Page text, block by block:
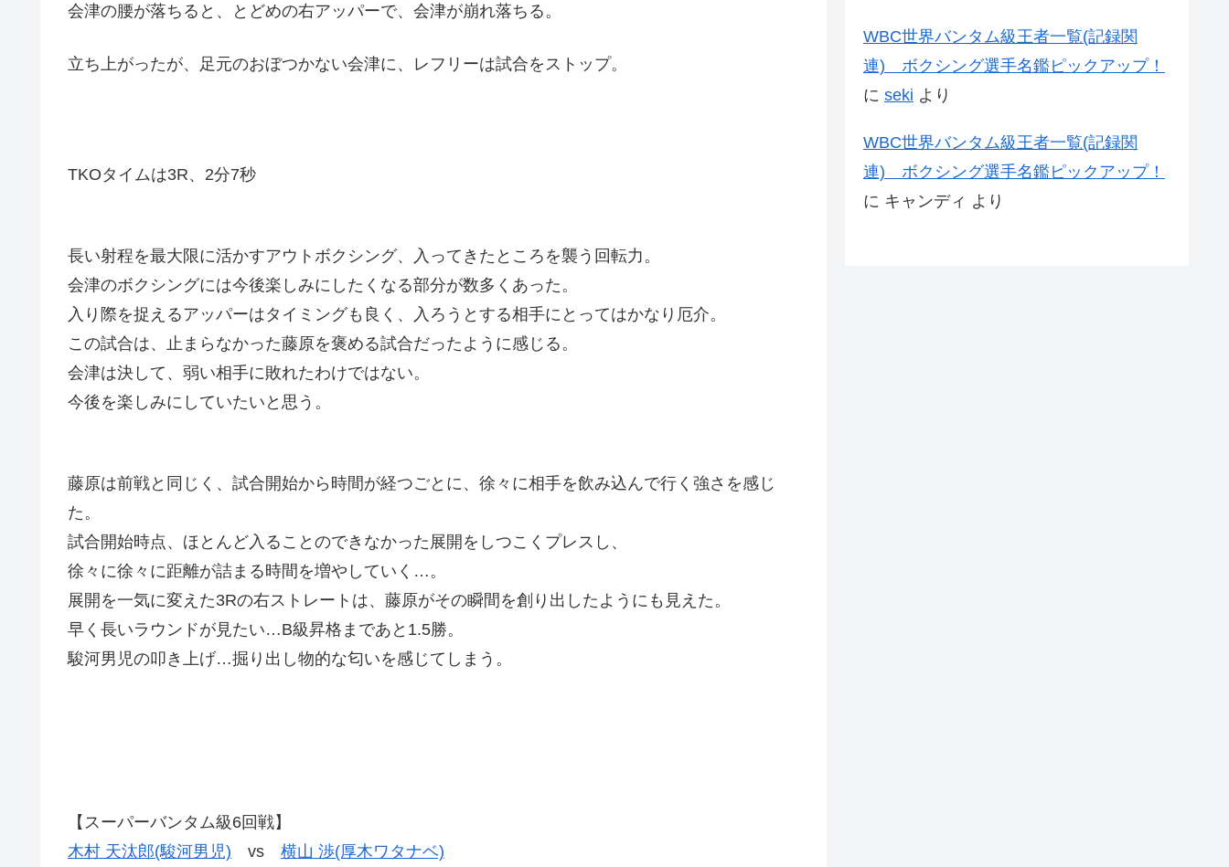
会津の腰が落ちると、とどめの右アッパーで、会津が崩れ落ちる。
立ち上がったが、足元のおぼつかない会津に、レフリーは試合をストップ。
TKOタイムは3R、2分7秒
長い射程を最大限に活かすアウトボクシング、入ってきたところを襲う回転力。
会津のボクシングには今後楽しみにしたくなる部分が数多くあった。
入り際を捉えるアッパーはタイミングも良く、入ろうとする相手にとってはかなり厄介。
この試合は、止まらなかった藤原を褒める試合だったように感じる。
会津は決して、弱い相手に敗れたわけではない。
今後を楽しみにしていたいと思う。
藤原は前戦と同じく、試合開始から時間が経つごとに、徐々に相手を飲み込んで行く強さを感じ
た。
試合開始時点、ほとんど入ることのできなかった展開をしつこくプレスし、
徐々に徐々に距離が詰まる時間を増やしていく…。
展開を一気に変えた3Rの右ストレートは、藤原がその瞬間を創り出したようにも見えた。
早く長いラウンドが見たい…B級昇格まであと1.5勝。
駿河男児の叩き上げ…掘り出し物的な匂いを感じてしまう。
【スーパーバンタム級6回戦】
木村 天汰郎(駿河男児) vs 横山 渉(厚木ワタナベ)
WBC世界バンタム級王者一覧(記録関
連) ボクシング選手名鑑ピックアップ！
に seki より
WBC世界バンタム級王者一覧(記録関
連) ボクシング選手名鑑ピックアップ！
に キャンディ より